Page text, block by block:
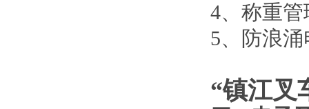
4、称重
5、防浪
“镇江叉